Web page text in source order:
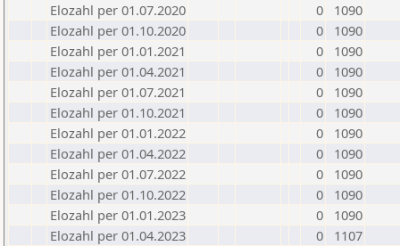
Elozahl per 01.07.2020
0
1090
Elozahl per 01.10.2020
0
1090
Elozahl per 01.01.2021
0
1090
Elozahl per 01.04.2021
0
1090
Elozahl per 01.07.2021
0
1090
Elozahl per 01.10.2021
0
1090
Elozahl per 01.01.2022
0
1090
Elozahl per 01.04.2022
0
1090
Elozahl per 01.07.2022
0
1090
Elozahl per 01.10.2022
0
1090
Elozahl per 01.01.2023
0
1090
Elozahl per 01.04.2023
0
1107